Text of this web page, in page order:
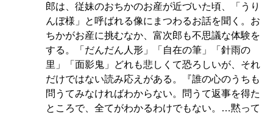
郎は、従妹のおちかのお産が近づいた頃、「うり
んぼ様」と呼ばれる像にまつわるお話を聞く。お
ちかがお産に挑むなか、富次郎も不思議な体験を
する。「だんだん人形」「自在の筆」「針雨の
里」「面影鬼」どれも悲しくて恐ろしいが、それ
だけではない読み応えがある。『誰の心のうちも
問うてみなければわからない。問うて返事を得た
ところで、全てがわかるわけでもない。…黙って